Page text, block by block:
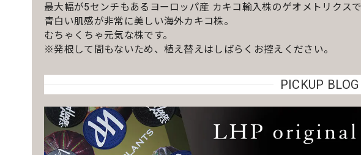
最大幅が5センチもあるヨーロッパ産 カキコ輸入株のゲオメトリクスで
青白い肌感が非常に美しい海外カキコ株。
むちゃくちゃ元気な株です。
※発根して間もないため、植え替えはしばらくお控えください。
PICKUP BLOG